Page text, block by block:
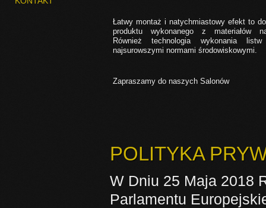
Łatwy montaż i natychmiastowy efekt to
produktu wykonanego z materiałów
Również technologia wykonania
najsurowszymi normami środowiskowymi.
Zapraszamy do naszych Salonów
POLITYKA
W Dniu 25 Maja 2018
Parlamentu